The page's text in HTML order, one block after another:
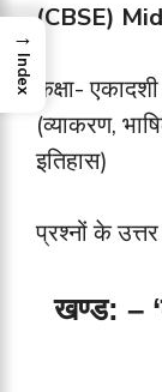
(CBSE)
कक्षा-
(व्याकरण,
इतिहास)
प्रश्नों के
खण्ड: –
→
Index